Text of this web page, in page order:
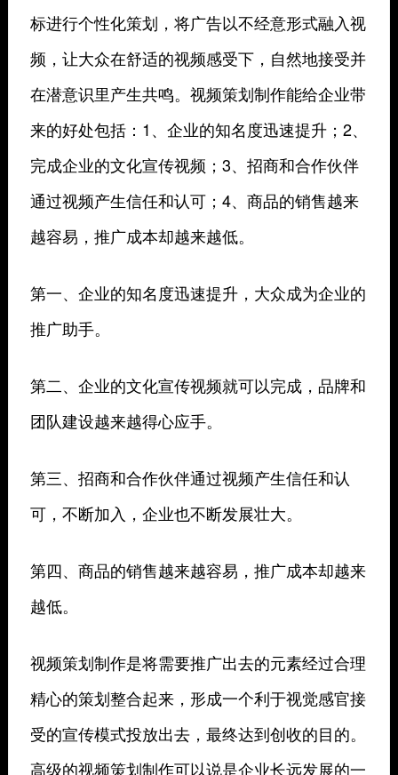
标进行个性化策划，将广告以不经意形式融入视
频，让大众在舒适的视频感受下，自然地接受并
在潜意识里产生共鸣。视频策划制作能给企业带
来的好处包括：1、企业的知名度迅速提升；2、
完成企业的文化宣传视频；3、招商和合作伙伴
通过视频产生信任和认可；4、商品的销售越来
越容易，推广成本却越来越低。
第一、企业的知名度迅速提升，大众成为企业的
推广助手。
第二、企业的文化宣传视频就可以完成，品牌和
团队建设越来越得心应手。
第三、招商和合作伙伴通过视频产生信任和认
可，不断加入，企业也不断发展壮大。
第四、商品的销售越来越容易，推广成本却越来
越低。
视频策划制作是将需要推广出去的元素经过合理
精心的策划整合起来，形成一个利于视觉感官接
受的宣传模式投放出去，最终达到创收的目的。
高级的视频策划制作可以说是企业长远发展的一